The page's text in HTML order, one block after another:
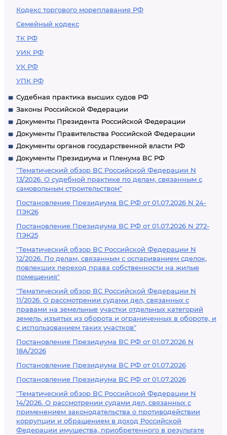
Кодекс торгового мореплавания РФ
Семейный кодекс
ТК РФ
УИК РФ
УК РФ
УПК РФ
Судебная практика высших судов РФ
Законы Российской Федерации
Документы Президента Российской Федерации
Документы Правительства Российской Федерации
Документы органов государственной власти РФ
Документы Президиума и Пленума ВС РФ
"Тематический обзор ВС Российской Федерации N
13/2026. О судебной практике по делам, связанным с
самовольным строительством"
Постановление Президиума ВС РФ от 01.07.2026 N 24-
ПЭК26
Постановление Президиума ВС РФ от 01.07.2026 N 272-
ПЭК25
"Тематический обзор ВС Российской Федерации N
12/2026. По делам, связанным с оспариванием сделок,
повлекших переход права собственности на жилые
помещения"
"Тематический обзор ВС Российской Федерации N
11/2026. О рассмотрении судами дел, связанных с
правами на земельные участки отдельных категорий
земель, изъятых из оборота и ограниченных в обороте, и
с использованием таких участков"
Постановление Президиума ВС РФ от 01.07.2026 N
18А/2026
Постановление Президиума ВС РФ от 01.07.2026
Постановление Президиума ВС РФ от 01.07.2026
"Тематический обзор ВС Российской Федерации N
14/2026. О рассмотрении судами дел, связанных с
применением законодательства о противодействии
коррупции и обращением в доход Российской
Федерации имущества, приобретенного в результате